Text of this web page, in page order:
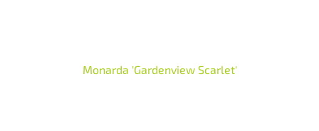
Monarda 'Gardenview Scarlet'